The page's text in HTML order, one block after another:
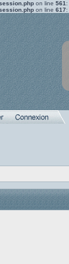
on line 561 :
on line 617: